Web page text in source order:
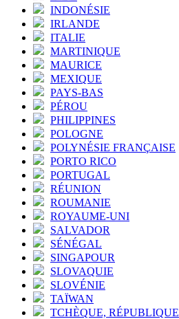
INDONÉSIE
IRLANDE
ITALIE
MARTINIQUE
MAURICE
MEXIQUE
PAYS-BAS
PÉROU
PHILIPPINES
POLOGNE
POLYNÉSIE FRANÇAISE
PORTO RICO
PORTUGAL
RÉUNION
ROUMANIE
ROYAUME-UNI
SALVADOR
SÉNÉGAL
SINGAPOUR
SLOVAQUIE
SLOVÉNIE
TAÏWAN
TCHÈQUE, RÉPUBLIQUE